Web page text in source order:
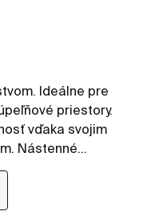
Ideálne pre
priestory.
vďaka svojim
Nástenné
pomocou skrutiek.